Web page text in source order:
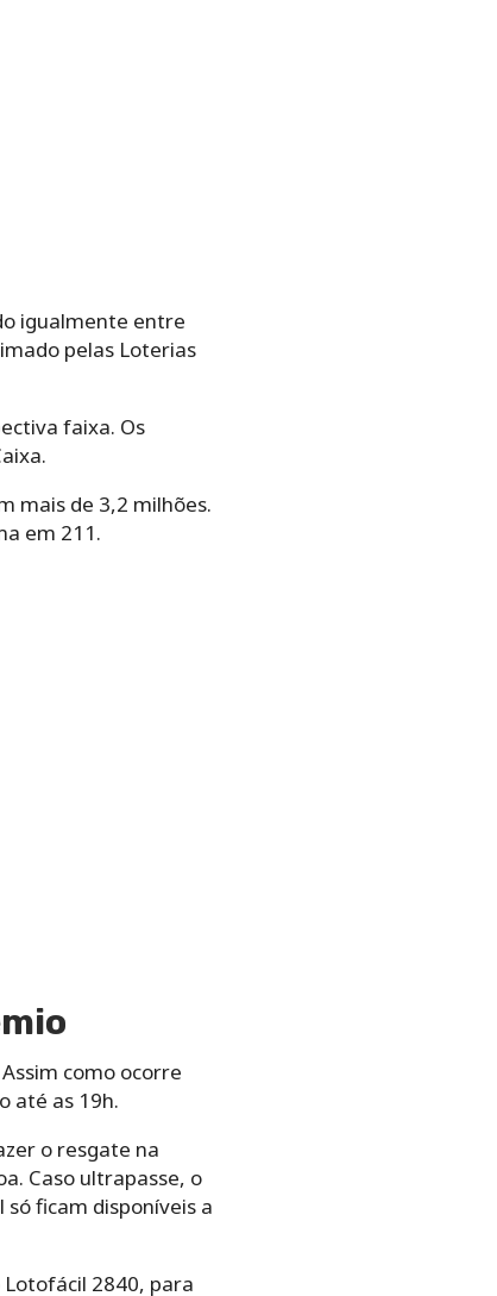
igualmente entre
pelas Loterias
faixa. Os
mais de 3,2 milhões.
em 211.
como ocorre
até as 19h.
o resgate na
Caso ultrapasse, o
ficam disponíveis a
2840, para